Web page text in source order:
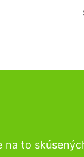
na to